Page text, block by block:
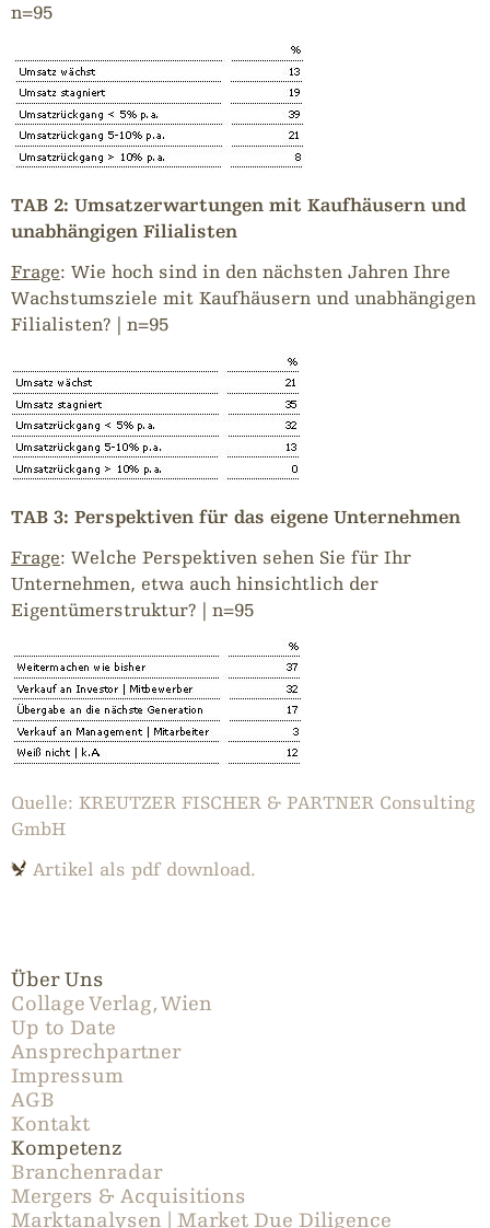
n=95
TAB 2: Umsatzerwartungen mit Kaufhäusern und
unabhängigen Filialisten
Frage: Wie hoch sind in den nächsten Jahren Ihre
Wachstumsziele mit Kaufhäusern und unabhängigen
Filialisten? | n=95
TAB 3: Perspektiven für das eigene Unternehmen
Frage: Welche Perspektiven sehen Sie für Ihr
Unternehmen, etwa auch hinsichtlich der
Eigentümerstruktur? | n=95
Quelle: KREUTZER FISCHER & PARTNER Consulting
GmbH
Artikel als pdf download.
Über Uns
Collage Verlag, Wien
Up to Date
Ansprechpartner
Impressum
AGB
Kontakt
Kompetenz
Branchenradar
Mergers & Acquisitions
Marktanalysen | Market Due Diligence